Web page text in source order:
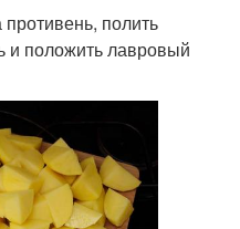
полить
и положить лавровый